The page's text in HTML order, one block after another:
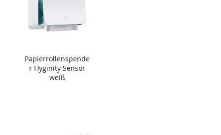
Papierrollenspende
r Hyginity Sensor
weiß